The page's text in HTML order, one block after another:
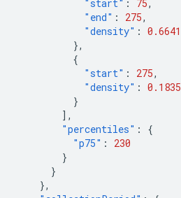
"start" : 75,
"end" : 275,
"density" : 0.6641
},
{
"start" : 275,
"density" : 0.1835
}
],
"percentiles" :
{
"p75" :
230
}
}
},